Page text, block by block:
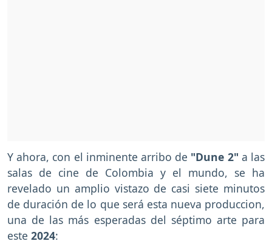
Y ahora, con el inminente arribo de "Dune 2" a las
salas de cine de Colombia y el mundo, se ha
revelado un amplio vistazo de casi siete minutos
de duración de lo que será esta nueva produccion,
una de las más esperadas del séptimo arte para
este 2024: